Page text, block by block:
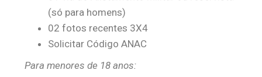
(só para homens)
02 fotos recentes 3X4
Solicitar Código ANAC
Para menores de 18 anos: